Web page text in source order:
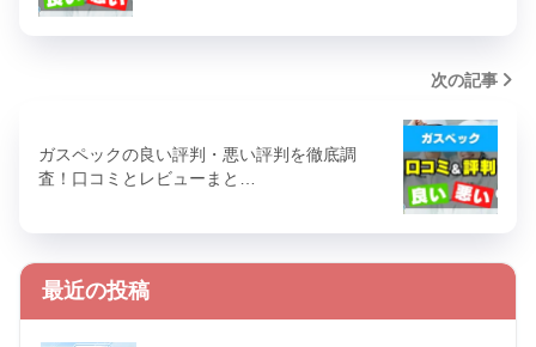
次の記事
ガスペックの良い評判・悪い評判を徹底調
査！口コミとレビューまと…
最近の投稿